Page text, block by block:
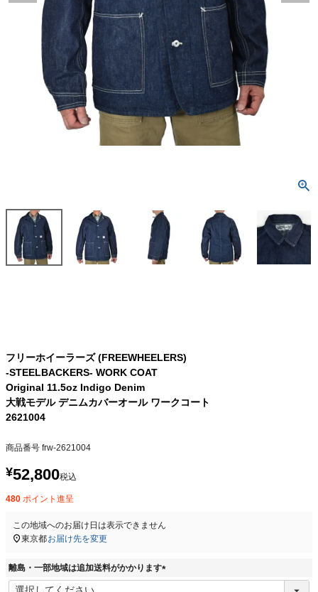
フリーホイーラーズ (FREEWHEELERS)
-STEELBACKERS- WORK COAT
Original 11.5oz Indigo Denim
大戦モデル デニムカバーオール ワークコート
2621004
商品番号 frw-2621004
¥52,800税込
480 ポイント進呈
この地域へのお届け日は表示できません
東京都お届け先を変更
離島・一部地域は追加送料がかかります
(